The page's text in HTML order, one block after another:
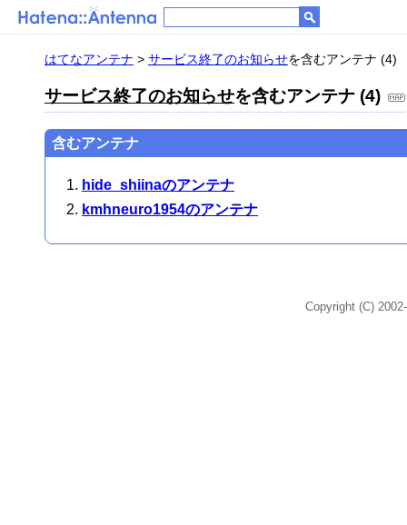
はてなアンテナ > サービス終了のお知らせを含むアンテナ (4)
サービス終了のお知らせを含むアンテナ (4)
含むアンテナ
hide_shiinaのアンテナ
kmhneuro1954のアンテナ
Copyright (C)